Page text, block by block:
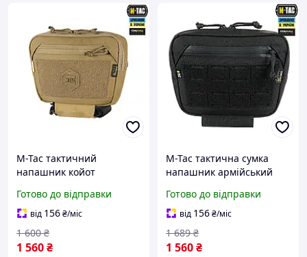
M-Tac тактичний
напашник койот
підсумок Large Elite GEN.II
армійська сумка на
плитоноску
Готово до відправки
від 156₴/міс
1 560₴
1 600 ₴
M-Tac тактична сумка
напашник армійський
кріпленням на
плитоноску Molle Large
Elite Black
Готово до відправки
від 156₴/міс
1 560₴
1 689 ₴